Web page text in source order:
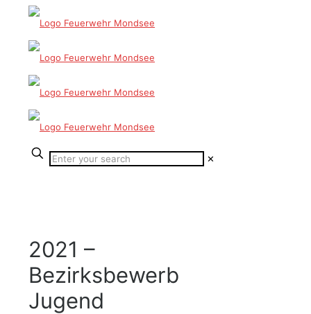
✕
2021 –
Bezirksbewerb
Jugend